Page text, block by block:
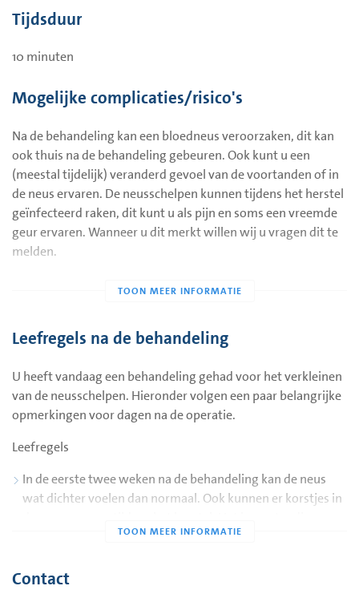
Tijdsduur
10 minuten
Mogelijke complicaties/risico's
Na de behandeling kan een bloedneus veroorzaken, dit kan
ook thuis na de behandeling gebeuren. Ook kunt u een
(meestal tijdelijk) veranderd gevoel van de voortanden of in
de neus ervaren. De neusschelpen kunnen tijdens het herstel
geïnfecteerd raken, dit kunt u als pijn en soms een vreemde
geur ervaren. Wanneer u dit merkt willen wij u vragen dit te
melden.
Leefregels na de behandeling
U heeft vandaag een behandeling gehad voor het verkleinen
van de neusschelpen. Hieronder volgen een paar belangrijke
opmerkingen voor dagen na de operatie.
Leefregels
In de eerste twee weken na de behandeling kan de neus
wat dichter voelen dan normaal. Ook kunnen er korstjes in
de neus zeker 2x per dag te spoelen met zout water. U kunt
onnodige korstvorming of infecties, zorgt voor een sneller
Contact